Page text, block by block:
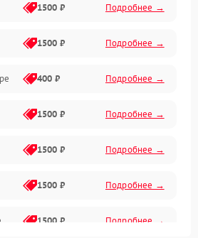
и сенсором
зарядкой и аккумулятором
системы, корпусом и другие
1500 ₽ Подробнее →
1500 ₽ Подробнее →
400 ₽ Подробнее →
1500 ₽ Подробнее →
1500 ₽ Подробнее →
1500 ₽ Подробнее →
1500 ₽ Подробнее →